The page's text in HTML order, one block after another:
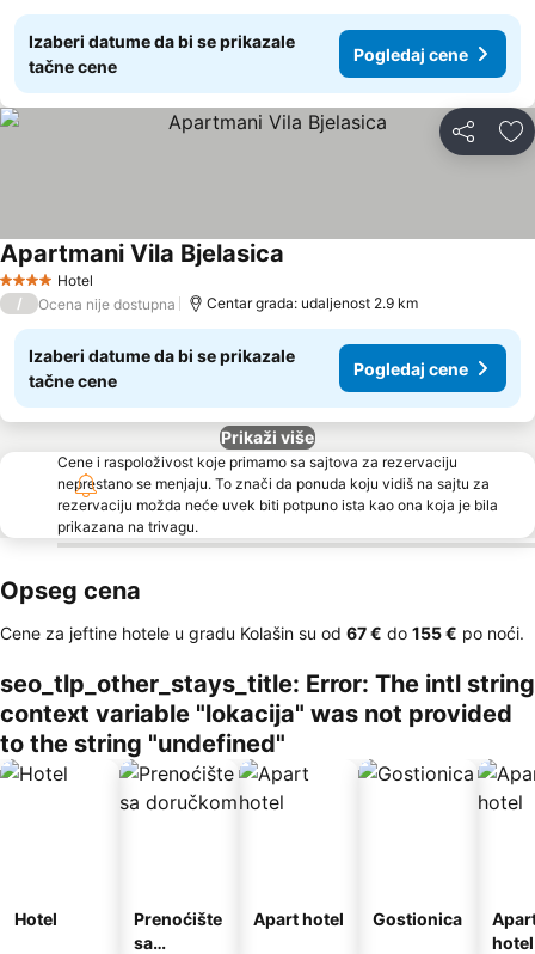
Izaberi datume da bi se prikazale
tačne cene
Pogledaj cene
Deli
4 ZvezdiceHotel
Apartmani Vila Bjelasica
/ Ocena nije dostupna Centar grada: udaljenost 2.9 km
Izaberi datume da bi se prikazale
tačne cene
Pogledaj cene
Prikaži više
Cene i raspoloživost koje primamo sa sajtova za rezervaciju
neprestano se menjaju. To znači da ponuda koju vidiš na sajtu za
rezervaciju možda neće uvek biti potpuno ista kao ona koja je bila
prikazana na trivagu.
Opseg cena
Cene za jeftine hotele u gradu Kolašin su od ‎67 € do ‎155 € po noći.
seo_tlp_other_stays_title: Error: The intl string
context variable "lokacija" was not provided
to the string "undefined"
Hotel
Prenoćište
sa
Apart hotel Gostionica
hotel